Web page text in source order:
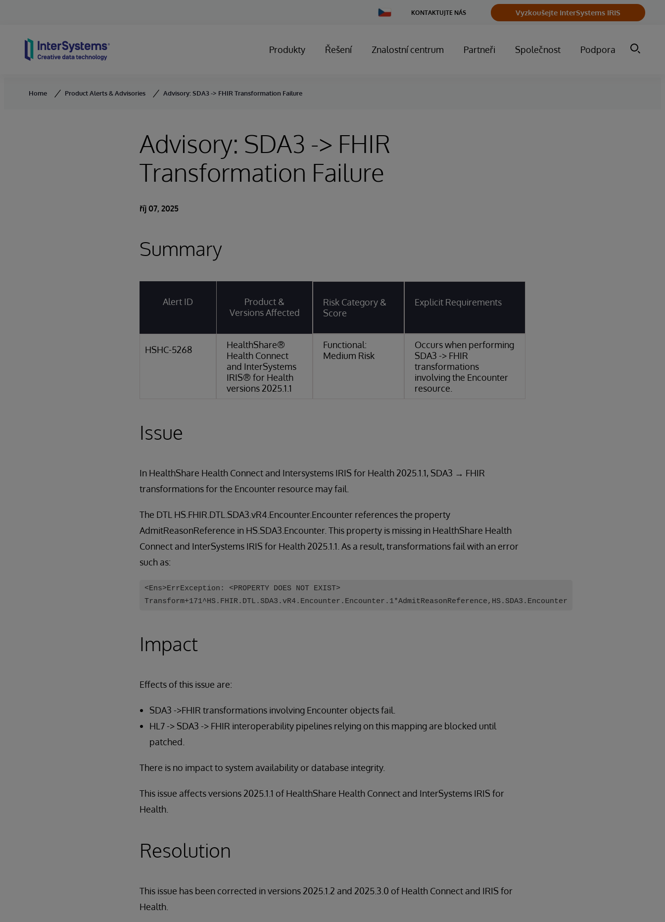
Change
Country
KONTAKTUJTE NÁS Vyzkoušejte InterSystems IRIS
Produkty Řešení Znalostní centrum Partneři Společnost Podpora
Home Product Alerts & Advisories Advisory: SDA3 -> FHIR Transformation Failure
Advisory: SDA3 -> FHIR
Transformation Failure
říj 07, 2025
Summary
Alert ID
Product &
Versions Affected
Risk Category &
Score
Explicit Requirements
HSHC-5268
HealthShare®
Health Connect
and InterSystems
IRIS® for Health
versions 2025.1.1
Functional:
Medium Risk
Occurs when performing
SDA3 -> FHIR
transformations
involving the Encounter
resource.
Issue
In HealthShare Health Connect and Intersystems IRIS for Health 2025.1.1, SDA3 → FHIR
transformations for the Encounter resource may fail.
The DTL HS.FHIR.DTL.SDA3.vR4.Encounter.Encounter references the property
AdmitReasonReference in HS.SDA3.Encounter. This property is missing in HealthShare Health
Connect and InterSystems IRIS for Health 2025.1.1. As a result, transformations fail with an error
such as:
<Ens>ErrException: <PROPERTY DOES NOT EXIST>
Transform+171^HS.FHIR.DTL.SDA3.vR4.Encounter.Encounter.1*AdmitReasonReference,HS.SDA3.Encounter
Impact
Effects of this issue are:
SDA3 ->FHIR transformations involving Encounter objects fail.
HL7 -> SDA3 -> FHIR interoperability pipelines relying on this mapping are blocked until
patched.
There is no impact to system availability or database integrity.
This issue affects versions 2025.1.1 of HealthShare Health Connect and InterSystems IRIS for
Health.
Resolution
This issue has been corrected in versions 2025.1.2 and 2025.3.0 of Health Connect and IRIS for
Health.